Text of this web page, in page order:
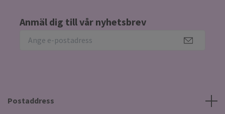
Anmäl dig till vår nyhetsbrev
Postaddress